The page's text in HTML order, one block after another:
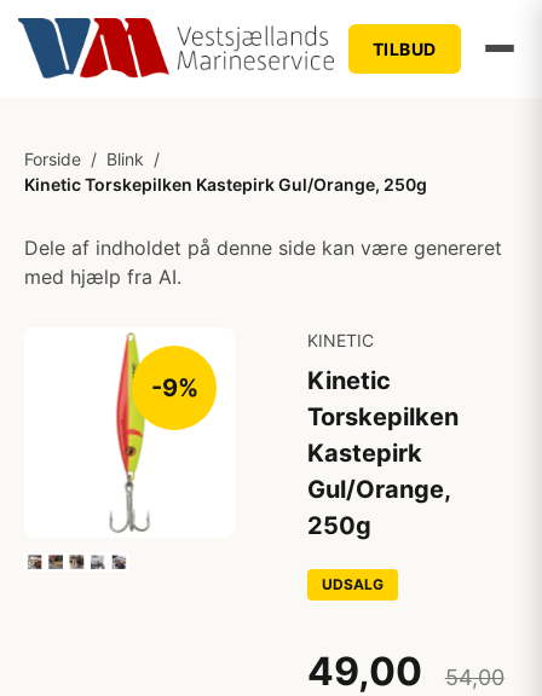
TILBUD
Forside / Blink /
Kinetic Torskepilken Kastepirk Gul/Orange, 250g
Dele af indholdet på denne side kan være genereret
med hjælp fra AI.
-9%
KINETIC
Kinetic
Torskepilken
Kastepirk
Gul/Orange,
250g
UDSALG
49,00
54,00